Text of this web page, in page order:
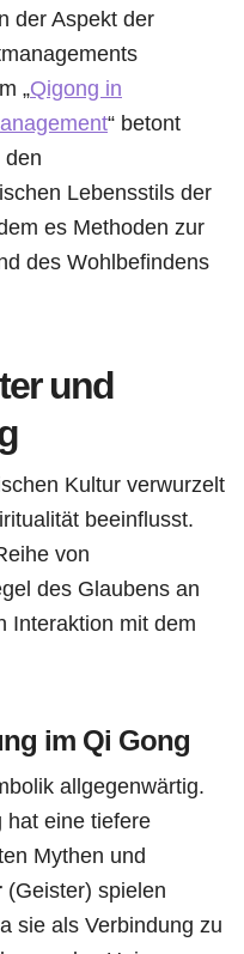
der Aspekt der
„Qigong in
“ betont
den
Lebensstils der
es Methoden zur
des Wohlbefindens
und
Kultur verwurzelt
beeinflusst.
von
des Glaubens an
Interaktion mit dem
im Qi Gong
allgegenwärtig.
hat eine tiefere
Mythen und
(Geister) spielen
sie als Verbindung zu